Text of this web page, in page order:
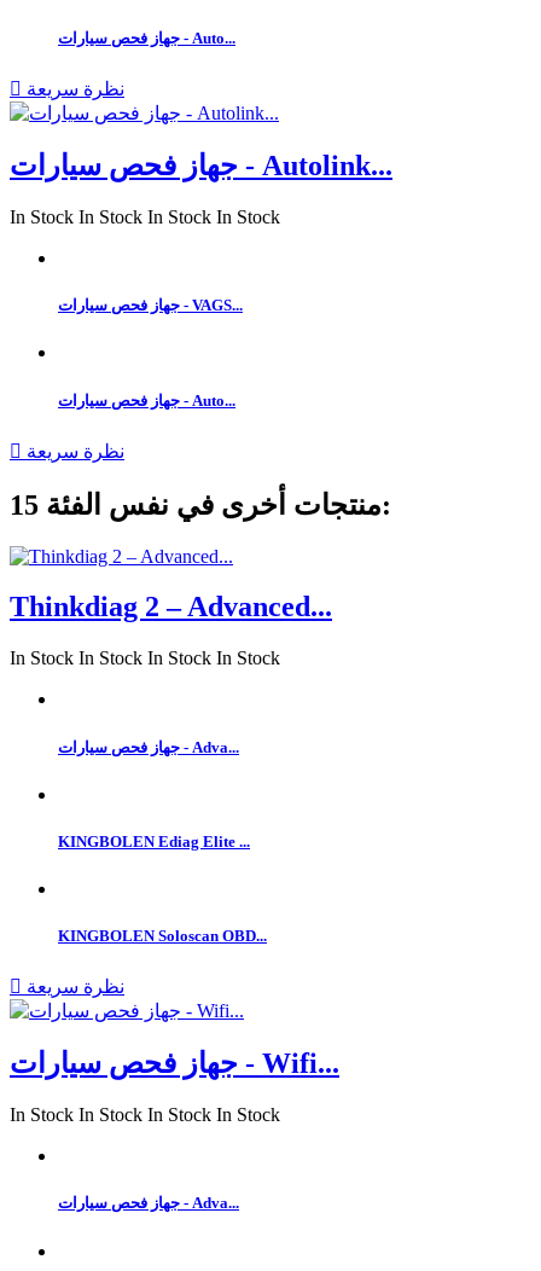
جهاز فحص سيارات - Auto...
 نظرة سريعة
جهاز فحص سيارات - Autolink...
In Stock In Stock In Stock In Stock
جهاز فحص سيارات - VAGS...
جهاز فحص سيارات - Auto...
 نظرة سريعة
15 منتجات أخرى في نفس الفئة:
Thinkdiag 2 – Advanced...
In Stock In Stock In Stock In Stock
جهاز فحص سيارات - Adva...
KINGBOLEN Ediag Elite ...
KINGBOLEN Soloscan OBD...
 نظرة سريعة
جهاز فحص سيارات - Wifi...
In Stock In Stock In Stock In Stock
جهاز فحص سيارات - Adva...